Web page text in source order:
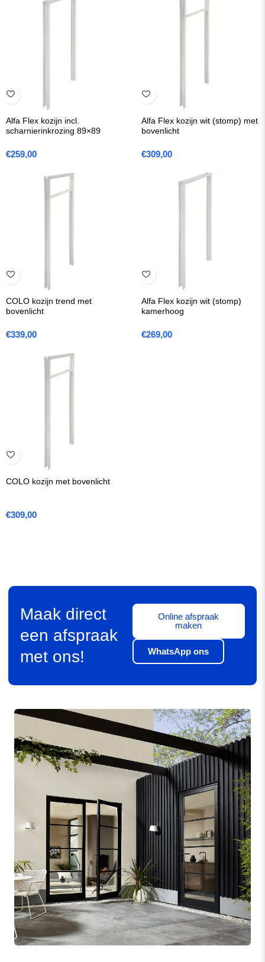
Alfa Flex kozijn incl.
scharnierinkrozing 89×89
€259,00
Alfa Flex kozijn wit (stomp) met
bovenlicht
€309,00
COLO kozijn trend met
bovenlicht
€339,00
Alfa Flex kozijn wit (stomp)
kamerhoog
€269,00
COLO kozijn met bovenlicht
€309,00
Maak direct
een afspraak
met ons!
Online afspraak
maken
WhatsApp ons